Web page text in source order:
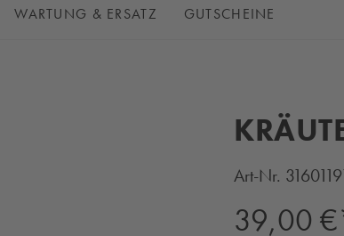
WARTUNG & ERSATZ
GUTSCHEINE
Art-Nr.
Regulärer Preis:
39,00